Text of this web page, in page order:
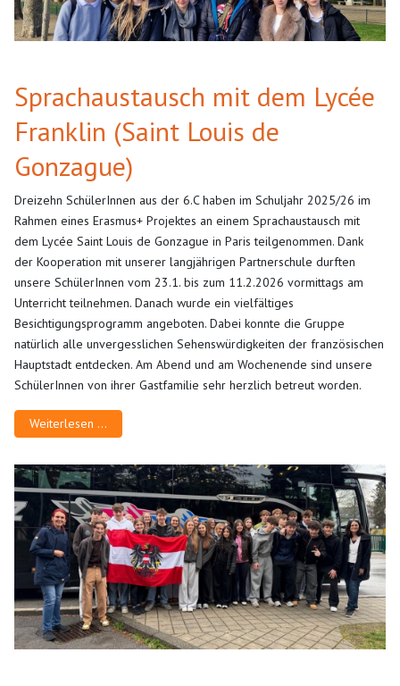
Sprachaustausch mit dem Lycée
Franklin (Saint Louis de
Gonzague)
Dreizehn SchülerInnen aus der 6.C haben im Schuljahr 2025/26 im
Rahmen eines Erasmus+ Projektes an einem Sprachaustausch mit
dem Lycée Saint Louis de Gonzague in Paris teilgenommen. Dank
der Kooperation mit unserer langjährigen Partnerschule durften
unsere SchülerInnen vom 23.1. bis zum 11.2.2026 vormittags am
Unterricht teilnehmen. Danach wurde ein vielfältiges
Besichtigungsprogramm angeboten. Dabei konnte die Gruppe
natürlich alle unvergesslichen Sehenswürdigkeiten der französischen
Hauptstadt entdecken. Am Abend und am Wochenende sind unsere
SchülerInnen von ihrer Gastfamilie sehr herzlich betreut worden.
Weiterlesen …